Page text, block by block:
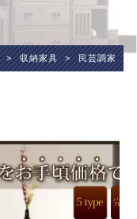
> 収納家具 > 民芸調家具